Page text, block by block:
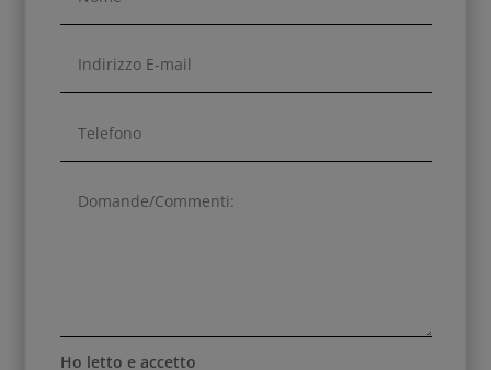
Ho letto e accetto